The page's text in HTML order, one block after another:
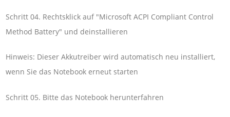
Schritt 04. Rechtsklick auf "Microsoft ACPI Compliant Control
Method Battery" und deinstallieren
Hinweis: Dieser Akkutreiber wird automatisch neu installiert,
wenn Sie das Notebook erneut starten
Schritt 05. Bitte das Notebook herunterfahren